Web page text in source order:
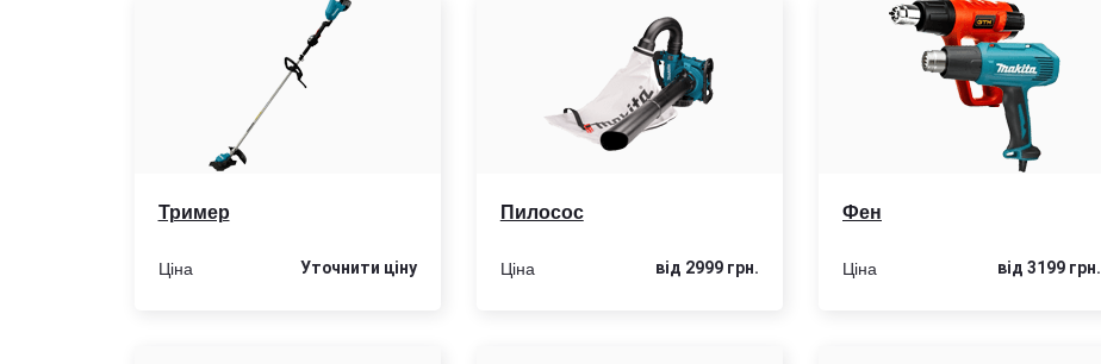
Тример
Ціна Уточнити цiну
Пилосос
Ціна від 2999 грн.
Фен
Ціна від 3199 грн.